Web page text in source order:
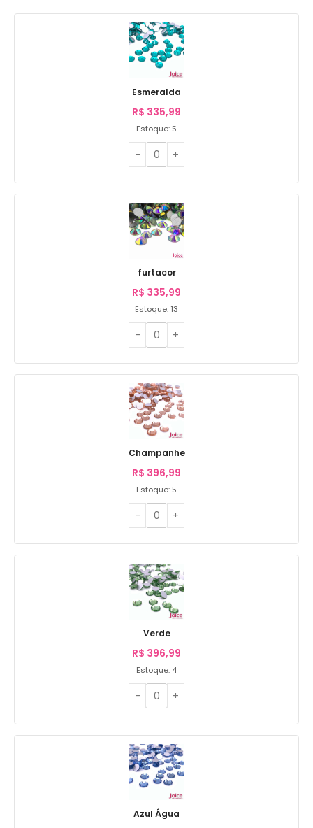
Esmeralda
R$ 335,99
Estoque: 5
furtacor
R$ 335,99
Estoque: 13
Champanhe
R$ 396,99
Estoque: 5
Verde
R$ 396,99
Estoque: 4
Azul Água